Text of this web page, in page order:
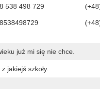
538 498 729
już mi się nie chce.
jakiejś szkoły.